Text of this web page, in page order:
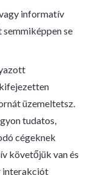
informatív
se
üzemeltetsz.
tudatos,
cégeknek
követőjük van és
interakciót